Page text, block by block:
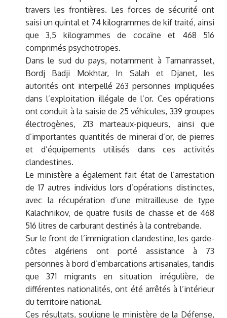
travers les frontières. Les forces de sécurité ont
saisi un quintal et 74 kilogrammes de kif traité, ainsi
que 3,5 kilogrammes de cocaïne et 468 516
comprimés psychotropes.
Dans le sud du pays, notamment à Tamanrasset,
Bordj Badji Mokhtar, In Salah et Djanet, les
autorités ont interpellé 263 personnes impliquées
dans l’exploitation illégale de l’or. Ces opérations
ont conduit à la saisie de 25 véhicules, 339 groupes
électrogènes, 213 marteaux-piqueurs, ainsi que
d’importantes quantités de minerai d’or, de pierres
et d’équipements utilisés dans ces activités
clandestines.
Le ministère a également fait état de l’arrestation
de 17 autres individus lors d’opérations distinctes,
avec la récupération d’une mitrailleuse de type
Kalachnikov, de quatre fusils de chasse et de 468
516 litres de carburant destinés à la contrebande.
Sur le front de l’immigration clandestine, les garde-
côtes algériens ont porté assistance à 73
personnes à bord d’embarcations artisanales, tandis
que 371 migrants en situation irrégulière, de
différentes nationalités, ont été arrêtés à l’intérieur
du territoire national.
Ces résultats, souligne le ministère de la Défense,